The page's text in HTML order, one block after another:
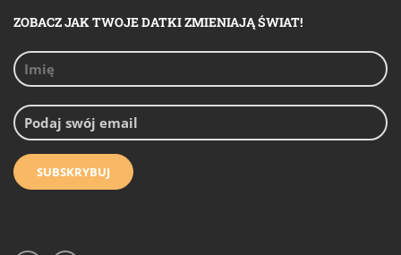
ZOBACZ JAK TWOJE DATKI ZMIENIAJĄ ŚWIAT!